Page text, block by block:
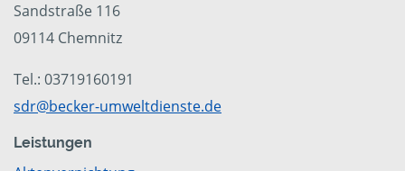
Sandstraße 116
09114 Chemnitz
Tel.: 03719160191
sdr@becker-umweltdienste.de
Leistungen